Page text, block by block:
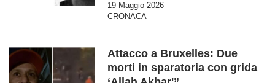
19 Maggio 2026
CRONACA
Attacco a Bruxelles: Due
morti in sparatoria con grida